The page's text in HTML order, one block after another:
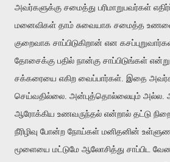
அவர்களுக்கு சமைத்து பரிமாறுபவர்கள்
மனைவிகள் தாம் சுவையாக சமைத்த
குறைவாக சாப்பிடுகிறான் என
தோசைக்கு பதில் நான்கு சாப்பிடுங்கள் என்று
சக்கரையை எகிற வைப்பார்கள். இதை
செய்வதில்லை. அன்புத்தொல்லையும் அல்ல.
ஆரோக்கிய உணவருந்தல் என்றால் தட்டு நிறை
நீரிழிவு போன்ற நோய்கள் மனிதனின்
மூளையை மட்டுமே ஆலோசித்து சாப்பிட